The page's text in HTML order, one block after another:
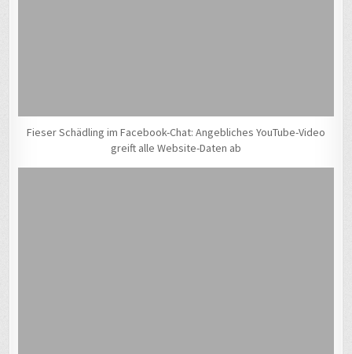
Fieser Schädling im Facebook-Chat: Angebliches YouTube-Video
greift alle Website-Daten ab